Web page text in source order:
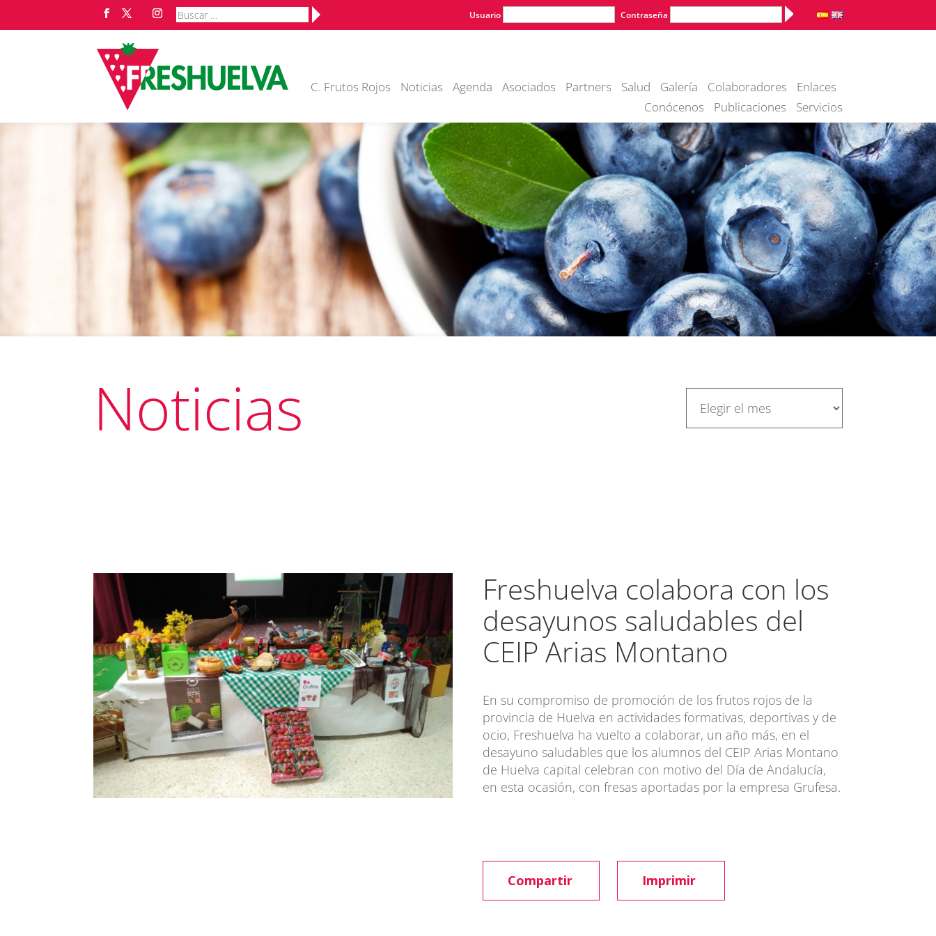
Usuario Contraseña Alternative:
C. Frutos Rojos Noticias Agenda Asociados Partners Salud Galería Colaboradores
Enlaces
Conócenos
Publicaciones Servicios
Noticias
Freshuelva colabora con los
desayunos saludables del
CEIP Arias Montano
En su compromiso de promoción de los frutos rojos de la
provincia de Huelva en actividades formativas, deportivas y de
ocio, Freshuelva ha vuelto a colaborar, un año más, en el
desayuno saludables que los alumnos del CEIP Arias Montano
de Huelva capital celebran con motivo del Día de Andalucía,
en esta ocasión, con fresas aportadas por la empresa Grufesa.
Compartir Imprimir